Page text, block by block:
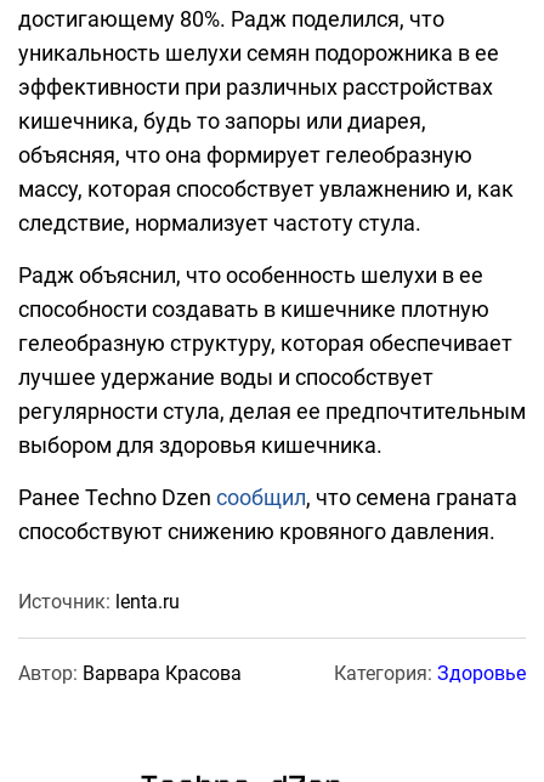
достигающему 80%. Радж поделился, что
уникальность шелухи семян подорожника в ее
эффективности при различных расстройствах
кишечника, будь то запоры или диарея,
объясняя, что она формирует гелеобразную
массу, которая способствует увлажнению и, как
следствие, нормализует частоту стула.
Радж объяснил, что особенность шелухи в ее
способности создавать в кишечнике плотную
гелеобразную структуру, которая обеспечивает
лучшее удержание воды и способствует
регулярности стула, делая ее предпочтительным
выбором для здоровья кишечника.
Ранее Techno Dzen сообщил, что семена граната
способствуют снижению кровяного давления.
Источник: lenta.ru
Автор: Варвара Красова Категория: Здоровье